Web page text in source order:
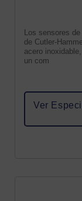
Los sensores
de Cutler-
acero
un com
Ver